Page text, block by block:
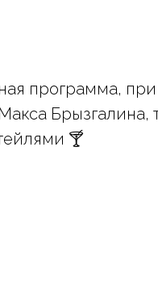
программа,
Брызгалина,
🍸